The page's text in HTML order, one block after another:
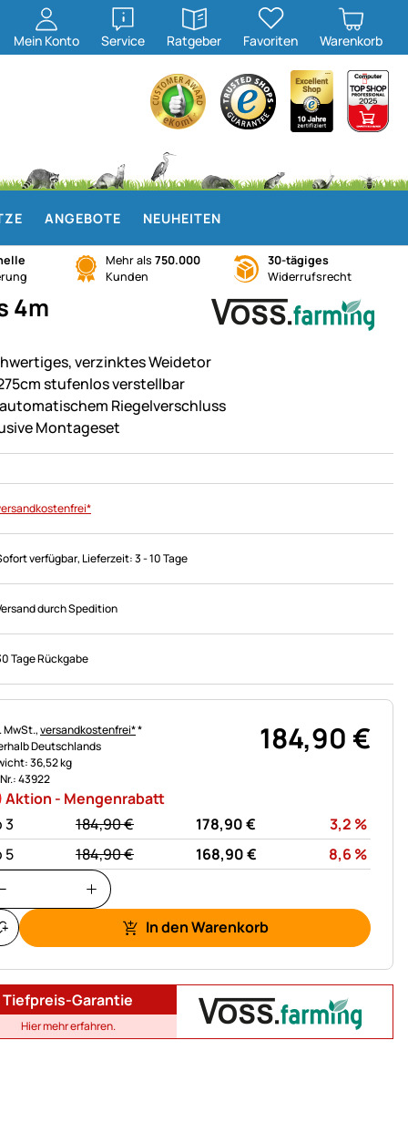
Mein Konto Service
öffnen
Ratgeber
öffnen
Favoriten Warenkorb
ANGEBOTE NEUHEITEN
Mehr als 750.000
Kunden
30-tägiges
Widerrufsrecht
4m
verzinktes Weidetor
stufenlos verstellbar
Riegelverschluss
Montageset
verfügbar, Lieferzeit:3 - 10 Tage
durch Spedition
Tage Rückgabe
MwSt.,versandkostenfrei**
Deutschlands
36,52 kg
43922
184,90€
Aktion - Mengenrabatt
3
statt:
184,90€ 178,90€ 3,2 %
5
statt:
184,90€ 168,90€ 8,6 %
In den Warenkorb
Tiefpreis-Garantie
Hier mehr erfahren.